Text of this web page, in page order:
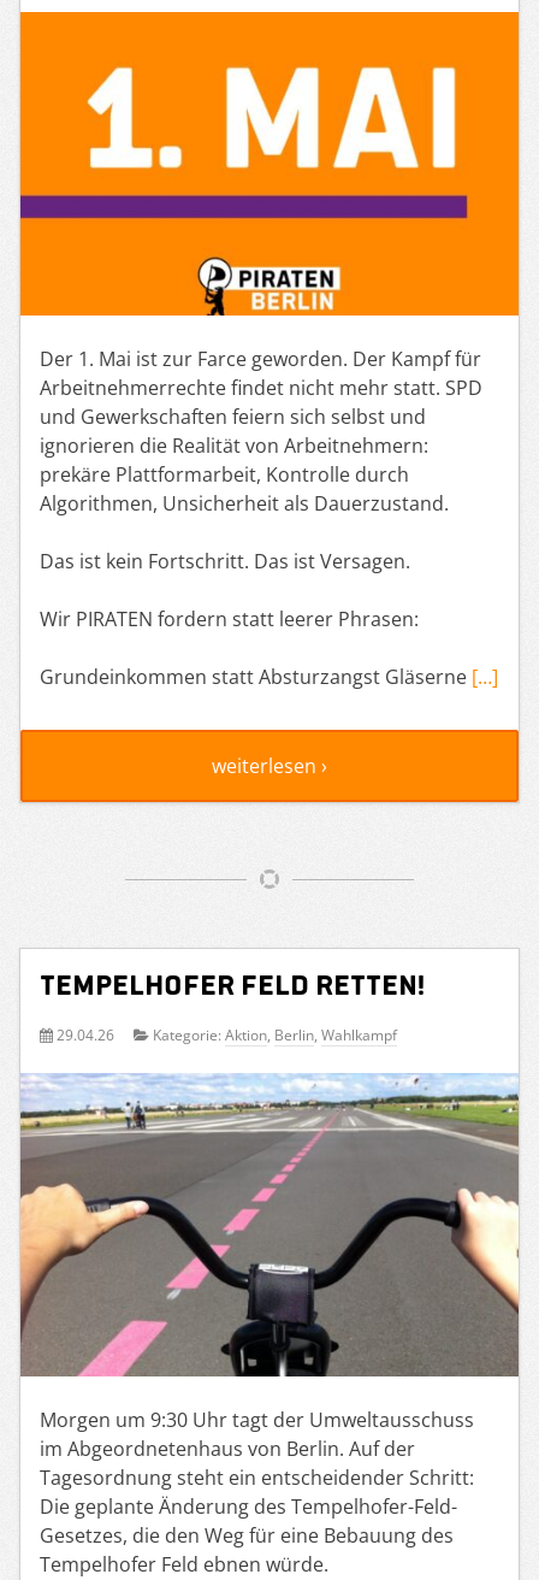
Der 1. Mai ist zur Farce geworden. Der Kampf für
Arbeitnehmerrechte findet nicht mehr statt. SPD
und Gewerkschaften feiern sich selbst und
ignorieren die Realität von Arbeitnehmern:
prekäre Plattformarbeit, Kontrolle durch
Algorithmen, Unsicherheit als Dauerzustand.
Das ist kein Fortschritt. Das ist Versagen.
Wir PIRATEN fordern statt leerer Phrasen:
Grundeinkommen statt Absturzangst Gläserne […]
weiterlesen ›
Tempelhofer Feld retten!
29.04.26 Kategorie: Aktion, Berlin, Wahlkampf
Morgen um 9:30 Uhr tagt der Umweltausschuss
im Abgeordnetenhaus von Berlin. Auf der
Tagesordnung steht ein entscheidender Schritt:
Die geplante Änderung des Tempelhofer-Feld-
Gesetzes, die den Weg für eine Bebauung des
Tempelhofer Feld ebnen würde.